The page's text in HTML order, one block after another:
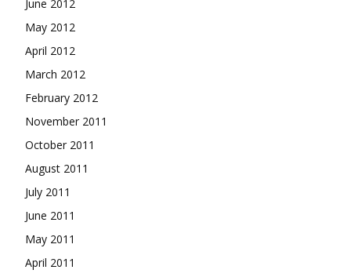
June 2012
May 2012
April 2012
March 2012
February 2012
November 2011
October 2011
August 2011
July 2011
June 2011
May 2011
April 2011